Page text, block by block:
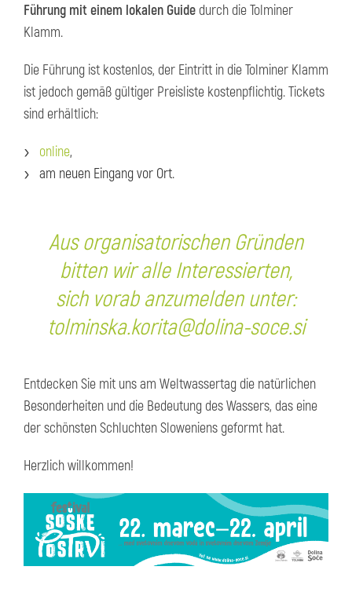
Führung mit einem lokalen Guide durch die Tolminer
Klamm.
Die Führung ist kostenlos, der Eintritt in die Tolminer Klamm
ist jedoch gemäß gültiger Preisliste kostenpflichtig. Tickets
sind erhältlich:
online,
am neuen Eingang vor Ort.
Aus organisatorischen Gründen
bitten wir alle Interessierten,
sich vorab anzumelden unter:
tolminska.korita@dolina-soce.si
Entdecken Sie mit uns am Weltwassertag die natürlichen
Besonderheiten und die Bedeutung des Wassers, das eine
der schönsten Schluchten Sloweniens geformt hat.
Herzlich willkommen!